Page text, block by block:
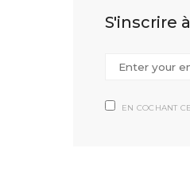
S'inscrire
EN COCHANT